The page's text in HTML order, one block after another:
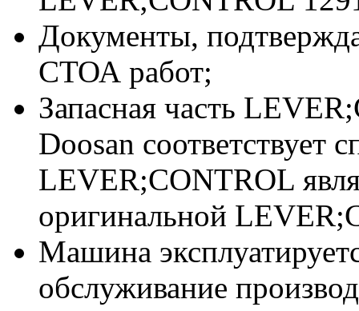
Документы,
СТОА работ;
Запасная часть
Doosan соответствует
LEVER;CONTROL
оригинальной
Машина
обслуживание